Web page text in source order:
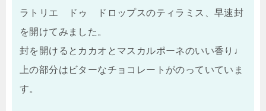
ラトリエ ドゥ ドロップスのティラミス、早速封
を開けてみました。
封を開けるとカカオとマスカルポーネのいい香り♩
上の部分はビターなチョコレートがのっていていま
す。